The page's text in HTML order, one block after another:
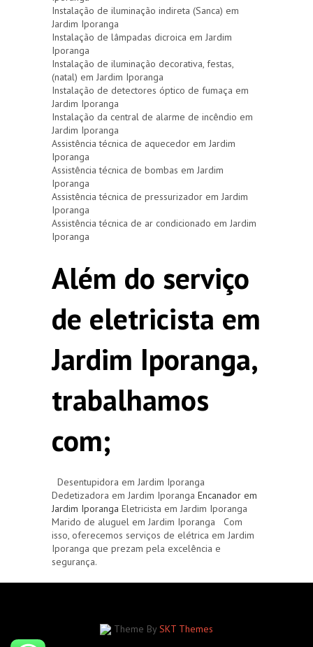
Instalação de iluminação indireta (Sanca) em
Jardim Iporanga
Instalação de lâmpadas dicroica em Jardim
Iporanga
Instalação de iluminação decorativa, festas,
(natal) em Jardim Iporanga
Instalação de detectores óptico de fumaça em
Jardim Iporanga
Instalação da central de alarme de incêndio em
Jardim Iporanga
Assistência técnica de aquecedor em Jardim
Iporanga
Assistência técnica de bombas em Jardim
Iporanga
Assistência técnica de pressurizador em Jardim
Iporanga
Assistência técnica de ar condicionado em Jardim
Iporanga
Além do serviço
de eletricista em
Jardim Iporanga,
trabalhamos
com;
Desentupidora em Jardim Iporanga
Dedetizadora em Jardim Iporanga Encanador em
Jardim Iporanga Eletricista em Jardim Iporanga
Marido de aluguel em Jardim Iporanga Com
isso, oferecemos serviços de elétrica em Jardim
Iporanga que prezam pela excelência e
segurança.
Theme By SKT Themes